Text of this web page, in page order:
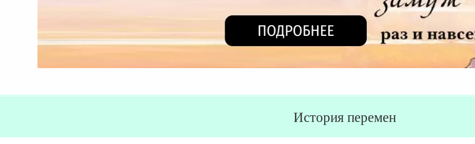
История перемен